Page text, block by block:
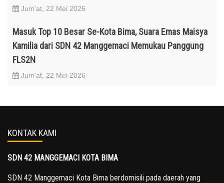
Jum'at, 22 Mei 2026
Masuk Top 10 Besar Se-Kota Bima, Suara Emas Maisya
Kamilia dari SDN 42 Manggemaci Memukau Panggung
FLS2N
Jum'at, 22 Mei 2026
KONTAK KAMI
SDN 42 MANGGEMACI KOTA BIMA
SDN 42 Manggemaci Kota Bima berdomisili pada daerah yang